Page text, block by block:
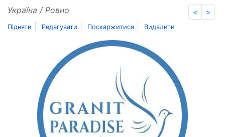
< >
Україна / Ровно
Підняти Редагувати Поскаржитися Видалити